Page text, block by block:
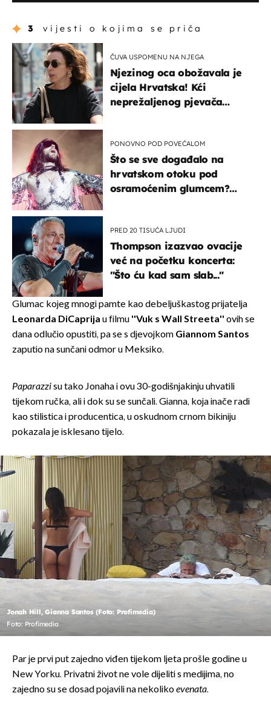
3 vijesti o kojima se priča
ČUVA USPOMENU NA NJEGA
Njezinog oca obožavala je
cijela Hrvatska! Kći
neprežaljenog pjevača
PONOVNO POD POVEĆALOM
Što se sve događalo na
hrvatskom otoku pod
osramoćenim glumcem?
PRED 20 TISUĆA LJUDI
Thompson izazvao ovacije
već na početku koncerta:
"Što ću kad sam slab..."
Glumac kojeg mnogi pamte kao debeljuškastog prijatelja
Leonarda DiCaprija u filmu ''Vuk s Wall Streeta'' ovih se
dana odlučio opustiti, pa se s djevojkom Giannom Santos
zaputio na sunčani odmor u Meksiko.
Paparazzisu tako Jonaha i ovu 30-godišnjakinju uhvatili
tijekom ručka, ali i dok su se sunčali. Gianna, koja inače radi
kao stilistica i producentica, u oskudnom crnom bikiniju
pokazala je isklesano tijelo.
Jonah Hill, Gianna Santos (Foto: Profimedia)
Foto: Profimedia
Par je prvi put zajedno viđen tijekom ljeta prošle godine u
New Yorku. Privatni život ne vole dijeliti s medijima, no
zajedno su se dosad pojavili na nekolikoevenata.